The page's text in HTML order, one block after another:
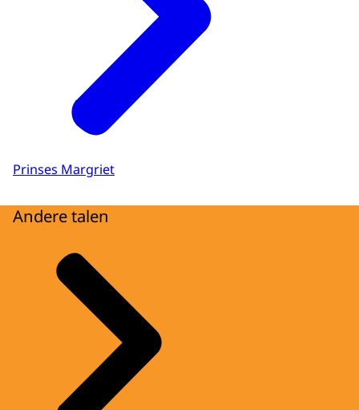
Prinses Margriet
Andere talen